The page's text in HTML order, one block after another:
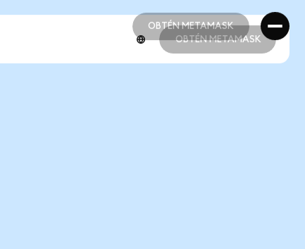
OBTÉN METAMASK
OBTÉN METAMASK
OBTÉN METAMASK